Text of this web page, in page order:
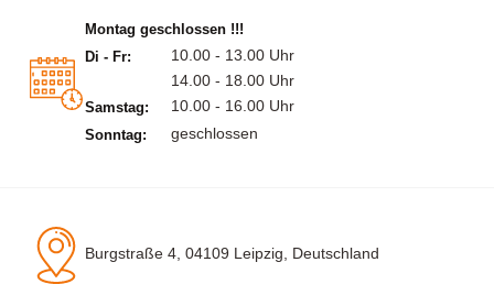
Montag geschlossen !!!
Di - Fr:
10.00 - 13.00 Uhr
14.00 - 18.00 Uhr
Samstag: 10.00 - 16.00 Uhr
Sonntag: geschlossen
Burgstraße 4, 04109 Leipzig, Deutschland